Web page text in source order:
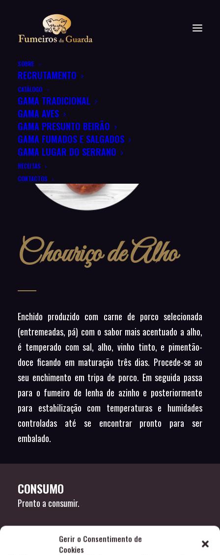
Gerir o Consentimento de
Cookies
SOBRE
RECRUTAMENTO
CATÁLOGO
GAMA TRADICIONAL
GAMA AVES
GAMA PRESUNTO BEIRÃO
GAMA FUMADOS E SALGADOS
GAMA LUGAR DO SERRANO
RECEITAS
CONTACTOS
Chouriço de Alho
Enchido produzido com carne de porco selecionada
(entremeadas, pá) com o sabor mais acentuado a alho,
é temperado com sal, alho, vinho tinto, e pimentão-
doce ficando em maturação três dias. Procede-se ao
seu enchimento em tripa de porco. Em seguida passa
para o fumeiro de lenha de azinho e posteriormente
para estabilização com temperaturas e humidades
controladas até se encontrar pronto para ser
embalado.
CONSUMO
Pronto a consumir.